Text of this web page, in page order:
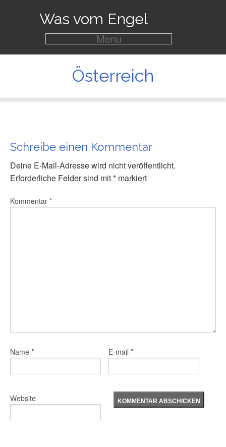
Was vom Engel
Menu
Österreich
Schreibe einen Kommentar
Deine E-Mail-Adresse wird nicht veröffentlicht.
Erforderliche Felder sind mit* markiert
Kommentar *
Name * E-mail *
Website